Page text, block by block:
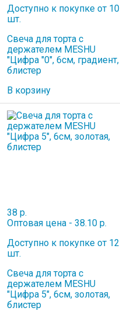
Доступно к покупке от 10
шт.
Свеча для торта с
держателем MESHU
"Цифра "0", 6см, градиент,
блистер
В корзину
38 р.
Оптовая цена - 38.10 р.
Доступно к покупке от 12
шт.
Свеча для торта с
держателем MESHU
"Цифра 5", 6см, золотая,
блистер